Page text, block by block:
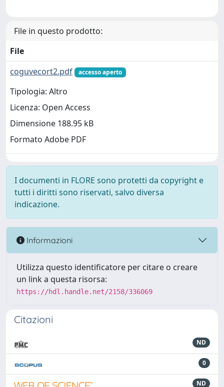
File in questo prodotto:
File
coguvecort2.pdf
accesso aperto
Tipologia: Altro
Licenza: Open Access
Dimensione 188.95 kB
Formato Adobe PDF
I documenti in FLORE sono protetti da copyright e
tutti i diritti sono riservati, salvo diversa
indicazione.
Informazioni
Utilizza questo identificatore per citare o creare
un link a questa risorsa:
https://hdl.handle.net/2158/336069
Citazioni
ND
0
ND